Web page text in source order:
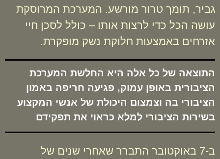
גביר, תומך טרור מורשע. המערכת המרוסקת
עושה הכל כדי לרצות אותו – כולל לסכן חיי
אזרחים באמצעות חלוקת נשק מופקרת.
התוצאה של כל אלה היא החלשת המערכת
הציבורית באופן עמוק, פגיעה חריפה באמון
הציבורי בה וצמצום היכולת של אנשי המקצוע
בשירות הציבורי למלא כראוי את תפקידם
ב-7 באוקטובר התברר שאחרי שנים של